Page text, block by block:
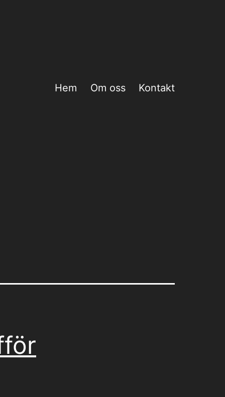
Hem Om oss Kontakt